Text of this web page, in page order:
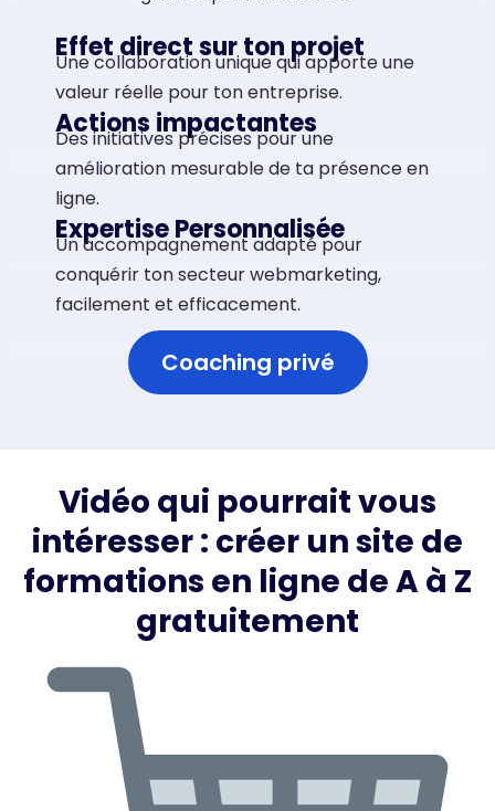
Effet direct sur ton projet
Une collaboration unique qui apporte une
valeur réelle pour ton entreprise.
Actions impactantes
Des initiatives précises pour une
amélioration mesurable de ta présence en
ligne.
Expertise Personnalisée
Un accompagnement adapté pour
conquérir ton secteur webmarketing,
facilement et efficacement.
Coaching privé
Vidéo qui pourrait vous
intéresser : créer un site de
formations en ligne de A à Z
gratuitement